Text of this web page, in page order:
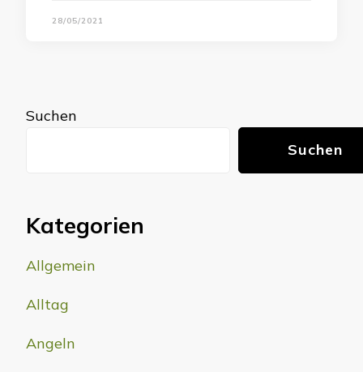
28/05/2021
Suchen
Suchen
Kategorien
Allgemein
Alltag
Angeln